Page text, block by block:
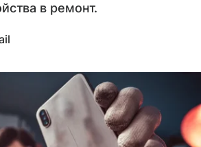
в ремонт.